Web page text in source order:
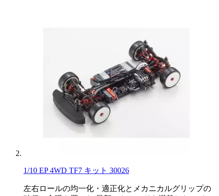
1/10 EP 4WD TF7 キット 30026
左右ロールの均一化・適正化とメカニカルグリップの